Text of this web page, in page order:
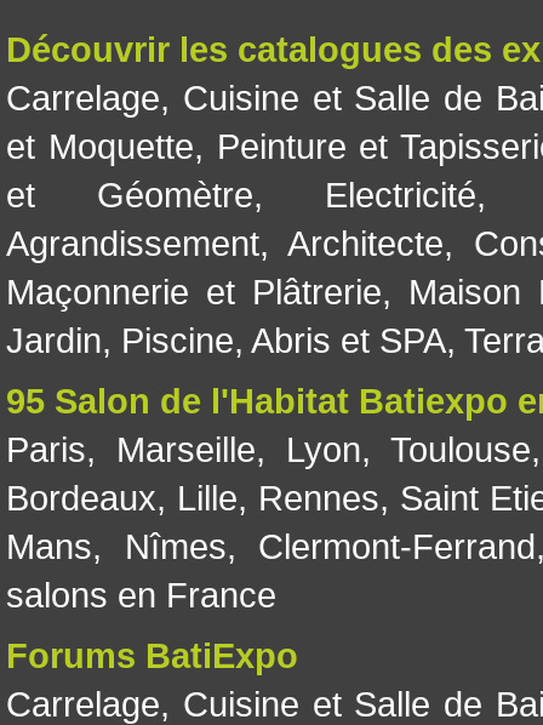
Découvrir les catalogues des
Carrelage, Cuisine et Salle de
et Moquette, Peinture et
et Géomètre, Electricité
Agrandissement, Architecte,
Maçonnerie et Plâtrerie, Maison
Jardin, Piscine, Abris et SPA,
95 Salon de l'Habitat Batiexpo
Paris, Marseille, Lyon, Toulouse
Bordeaux, Lille, Rennes, Saint
Mans, Nîmes, Clermont-Ferrand
salons en France
Forums BatiExpo
Carrelage, Cuisine et Salle de